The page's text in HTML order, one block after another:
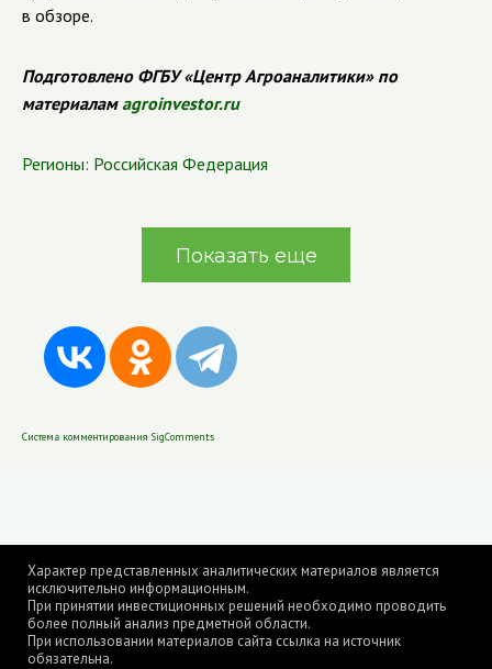
в обзоре.
Подготовлено ФГБУ «Центр Агроаналитики» по
материаламagroinvestor.ru
Регионы: Российская Федерация
Показать еще
Система комментирования SigComments
Характер представленных аналитических материалов является
исключительно информационным.
При принятии инвестиционных решений необходимо проводить
более полный анализ предметной области.
При использовании материалов сайта ссылка на источник
обязательна.